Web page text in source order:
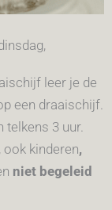
leer je de
een draaischijf.
3 uur.
ook kinderen,
niet begeleid